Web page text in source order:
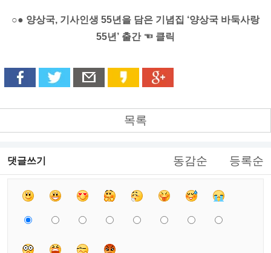
○● 양상국, 기사인생 55년을 담은 기념집 ‘양상국 바둑사랑
55년’ 출간 ☜ 클릭
목록
댓글쓰기 동감순 등록순